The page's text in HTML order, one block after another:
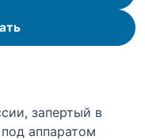
запертый в
аппаратом